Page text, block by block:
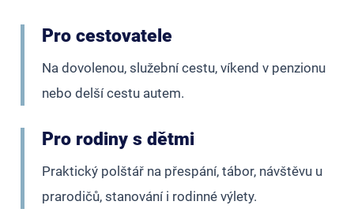
Pro cestovatele
Na dovolenou, služební cestu, víkend v penzionu
nebo delší cestu autem.
Pro rodiny s dětmi
Praktický polštář na přespání, tábor, návštěvu u
prarodičů, stanování i rodinné výlety.